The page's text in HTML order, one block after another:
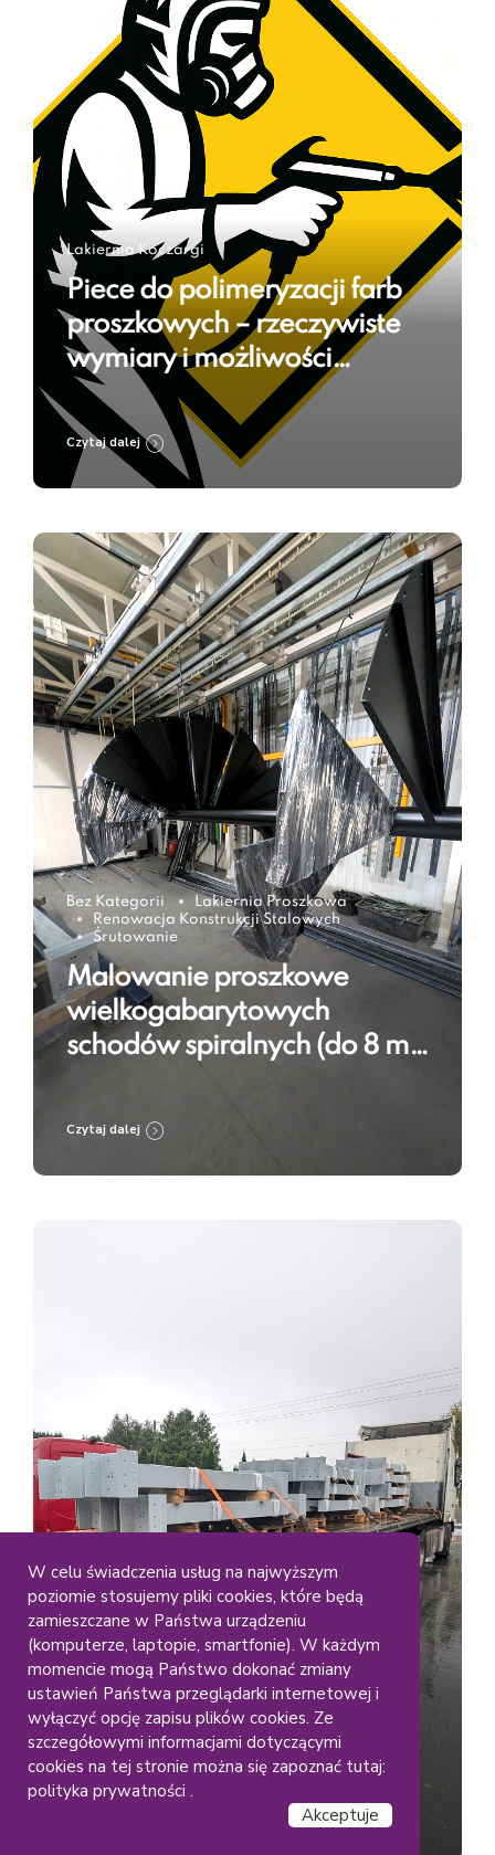
Lakiernia Koczargi
Piece do polimeryzacji farb
proszkowych – rzeczywiste
wymiary i możliwości
Lakierni Koczargi
Czytaj dalej
Bez Kategorii
Lakiernia Proszkowa
Renowacja Konstrukcji Stalowych
Śrutowanie
Malowanie proszkowe
wielkogabarytowych
schodów spiralnych (do 8 m)
praktyce
Czytaj dalej
Duze Elementy
Gabaryty
Lakiernia Koczargi
Malowanie dużych
konstrukcji stalowych – RAL
(9006)
W celu świadczenia usług na najwyższym
poziomie stosujemy pliki cookies, które będą
zamieszczane w Państwa urządzeniu
(komputerze, laptopie, smartfonie). W każdym
momencie mogą Państwo dokonać zmiany
ustawień Państwa przeglądarki internetowej i
wyłączyć opcję zapisu plików cookies. Ze
szczegółowymi informacjami dotyczącymi
cookies na tej stronie można się zapoznać tutaj:
polityka prywatności .
Akceptuje